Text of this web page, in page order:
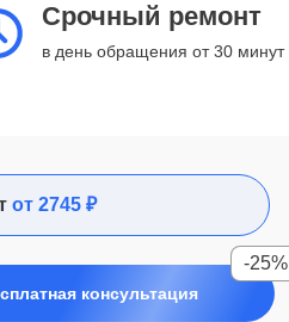
Срочный ремонт
в день обращения от 30 минут
от 2745 ₽
консультация
-25%